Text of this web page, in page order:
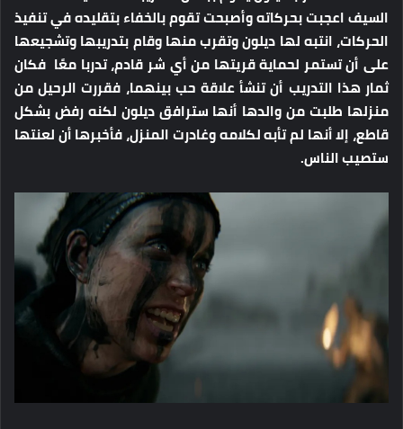
السيف اعجبت بحركاته وأصبحت تقوم بالخفاء بتقليده في تنفيذ
الحركات، انتبه لها ديلون وتقرب منها وقام بتدريبها وتشجيعها
على أن تستمر لحماية قريتها من أي شر قادم، تدربا معًا فكان
ثمار هذا التدريب أن تنشأ علاقة حب بينهما، فقررت الرحيل من
منزلها طلبت من والدها أنها سترافق ديلون لكنه رفض بشكل
قاطع، إلا أنها لم تأبه لكلامه وغادرت المنزل، فأخبرها أن لعنتها
ستصيب الناس.